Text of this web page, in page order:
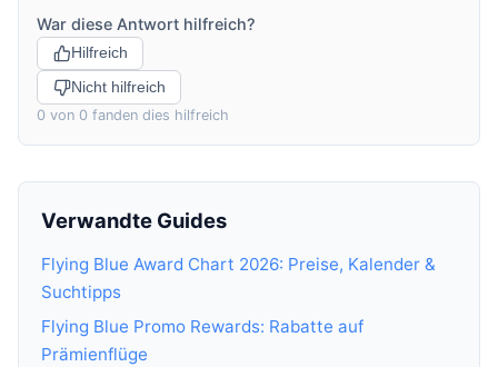
War diese Antwort hilfreich?
Hilfreich
Nicht hilfreich
0 von 0 fanden dies hilfreich
Verwandte Guides
Flying Blue Award Chart 2026: Preise, Kalender &
Suchtipps
Flying Blue Promo Rewards: Rabatte auf
Prämienflüge